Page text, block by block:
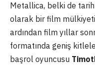
Metallica, belki de
olarak bir film
ardından film yıllar
formatında geniş
başrol oyuncusu